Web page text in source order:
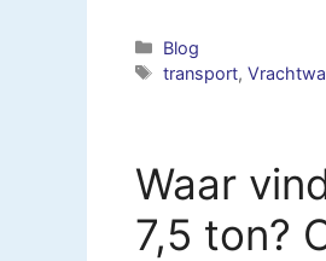
Categorieën
Blog
Tags
transport,
Waar
7,5 ton?